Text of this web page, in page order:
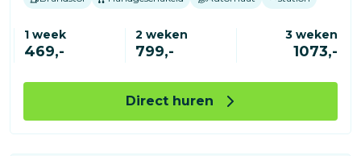
1 week
469,-
2 weken
799,-
3 weken
1073,-
Direct huren